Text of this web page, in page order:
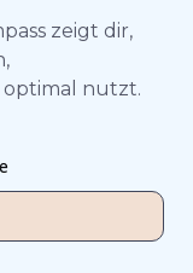
zeigt dir,
nutzt.